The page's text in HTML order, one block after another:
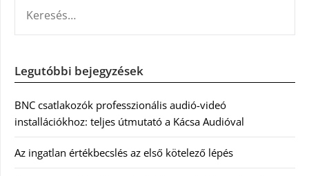
Legutóbbi bejegyzések
BNC csatlakozók professzionális audió-videó
installációkhoz: teljes útmutató a Kácsa Audióval
Az ingatlan értékbecslés az első kötelező lépés